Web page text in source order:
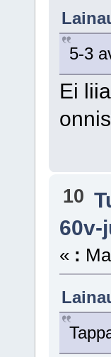
5-3
Ei
10
60v-
« :